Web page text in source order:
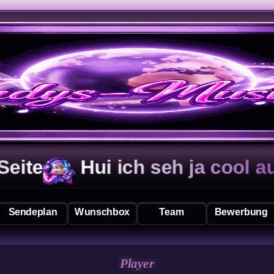
ich seh ja cool aus
Sendeplan Wunschbox Team Bewerbung
Player